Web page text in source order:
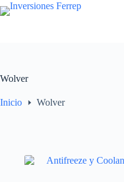
Saltar
al
Wolver
Inicio Wolver